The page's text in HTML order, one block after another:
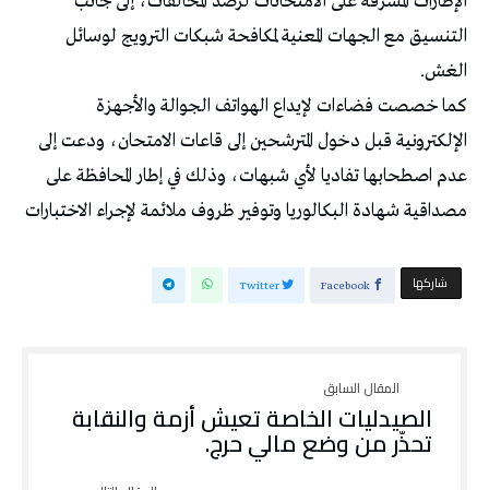
التنسيق مع الجهات المعنية لمكافحة شبكات الترويج لوسائل
الغش.
كما خصصت فضاءات لإيداع الهواتف الجوالة والأجهزة
الإلكترونية قبل دخول المترشحين إلى قاعات الامتحان، ودعت إلى
عدم اصطحابها تفاديا لأي شبهات، وذلك في إطار المحافظة على
مصداقية شهادة البكالوريا وتوفير ظروف ملائمة لإجراء الاختبارات
‫‫ شاركها‬ Facebook
Twitter
الصيدليات الخاصة تعيش أزمة والنقابة
تحذّر من وضع مالي حرج.